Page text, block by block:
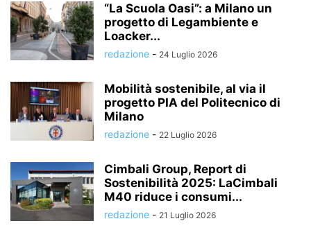
“La Scuola Oasi”: a Milano un
progetto di Legambiente e
Loacker...
redazione - 24 Luglio 2026
Mobilità sostenibile, al via il
progetto PIA del Politecnico di
Milano
redazione - 22 Luglio 2026
Cimbali Group, Report di
Sostenibilità 2025: LaCimbali
M40 riduce i consumi...
redazione - 21 Luglio 2026